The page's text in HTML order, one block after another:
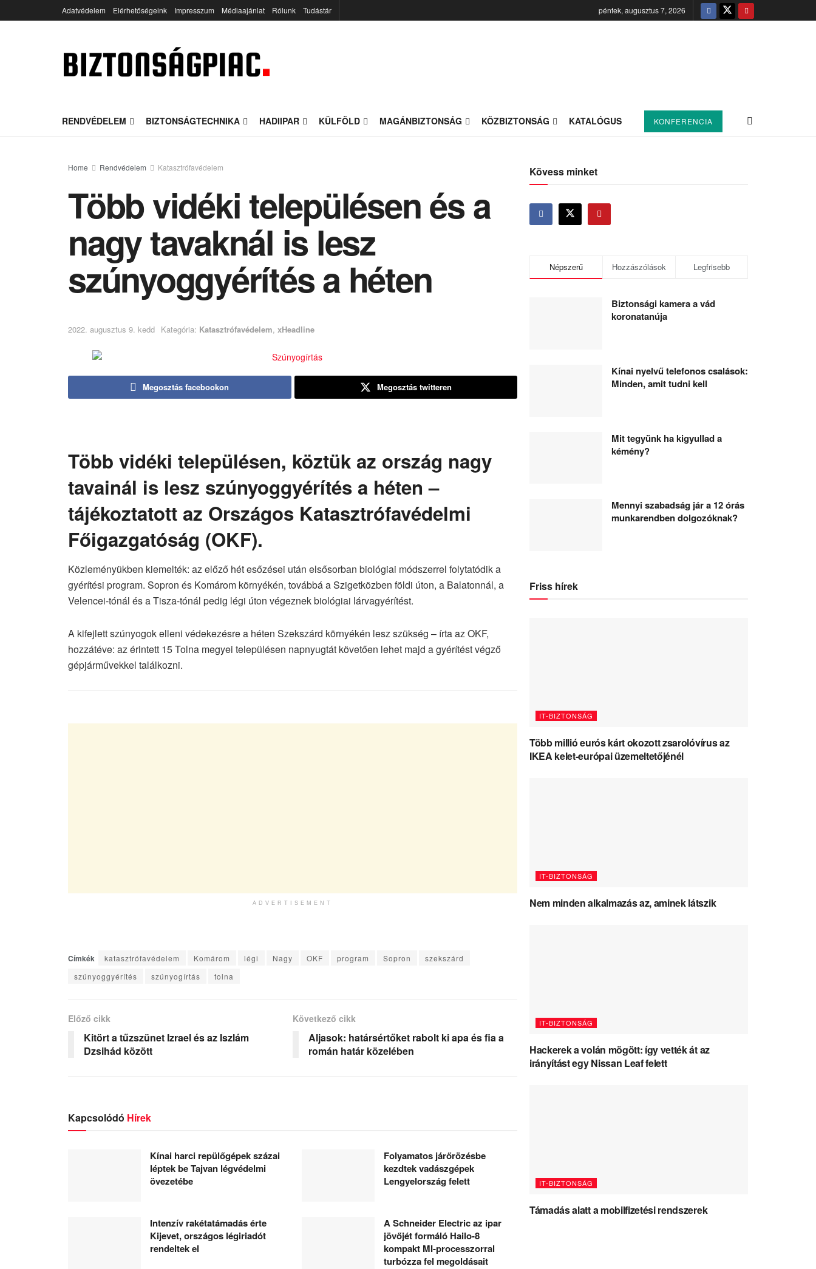
Adatvédelem Elérhetőségeink Impresszum Médiaajánlat Rólunk Tudástár péntek, augusztus 7, 2026
RENDVÉDELEM BIZTONSÁGTECHNIKA HADIIPAR KÜLFÖLD MAGÁNBIZTONSÁG KÖZBIZTONSÁG KATALÓGUS KONFERENCIA
Home Rendvédelem Katasztrófavédelem
Több vidéki településen és a
nagy tavaknál is lesz
szúnyoggyérítés a héten
2022. augusztus 9. kedd Kategória: Katasztrófavédelem, xHeadline
Megosztás facebookon Megosztás twitteren
Több vidéki településen, köztük az ország nagy
tavainál is lesz szúnyoggyérítés a héten –
tájékoztatott az Országos Katasztrófavédelmi
Főigazgatóság (OKF).
Közleményükben kiemelték: az előző hét esőzései után elsősorban biológiai módszerrel folytatódik a
gyérítési program. Sopron és Komárom környékén, továbbá a Szigetközben földi úton, a Balatonnál, a
Velencei-tónál és a Tisza-tónál pedig légi úton végeznek biológiai lárvagyérítést.
A kifejlett szúnyogok elleni védekezésre a héten Szekszárd környékén lesz szükség – írta az OKF,
hozzátéve: az érintett 15 Tolna megyei településen napnyugtát követően lehet majd a gyérítést végző
gépjárművekkel találkozni.
ADVERTISEMENT
Címkék katasztrófavédelem Komárom légi Nagy OKF program Sopron
szekszárd
szúnyoggyérítés
szúnyogírtás tolna
Előző cikk
Kitört a tűzszünet Izrael és az Iszlám
Dzsihád között
Következő cikk
Aljasok: határsértőket rabolt ki apa és fia a
román határ közelében
Kapcsolódó Hírek
Kínai harci repülőgépek százai
léptek be Tajvan légvédelmi
övezetébe
Folyamatos járőrözésbe
kezdtek vadászgépek
Lengyelország felett
Intenzív rakétatámadás érte
Kijevet, országos légiriadót
rendeltek el
A Schneider Electric az ipar
jövőjét formáló Hailo-8
kompakt MI-processzorral
turbózza fel megoldásait
Kövess minket
Népszerű Hozzászólások Legfrisebb
Biztonsági kamera a vád
koronatanúja
Kínai nyelvű telefonos csalások:
Minden, amit tudni kell
Mit tegyünk ha kigyullad a
kémény?
Mennyi szabadság jár a 12 órás
munkarendben dolgozóknak?
Friss hírek
IT-BIZTONSÁG
Több millió eurós kárt okozott zsarolóvírus az
IKEA kelet-európai üzemeltetőjénél
IT-BIZTONSÁG
Nem minden alkalmazás az, aminek látszik
IT-BIZTONSÁG
Hackerek a volán mögött: így vették át az
irányítást egy Nissan Leaf felett
IT-BIZTONSÁG
Támadás alatt a mobilfizetési rendszerek